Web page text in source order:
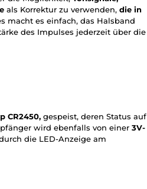
als Korrektur zu verwenden, die in
macht es einfach, das Halsband
des Impulses jederzeit über die
CR2450, gespeist, deren Status auf
wird ebenfalls von einer 3V-
die LED-Anzeige am